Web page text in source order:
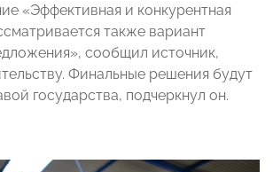
«Эффективная и конкурентная
также вариант
сообщил источник,
Финальные решения будут
государства, подчеркнул он.